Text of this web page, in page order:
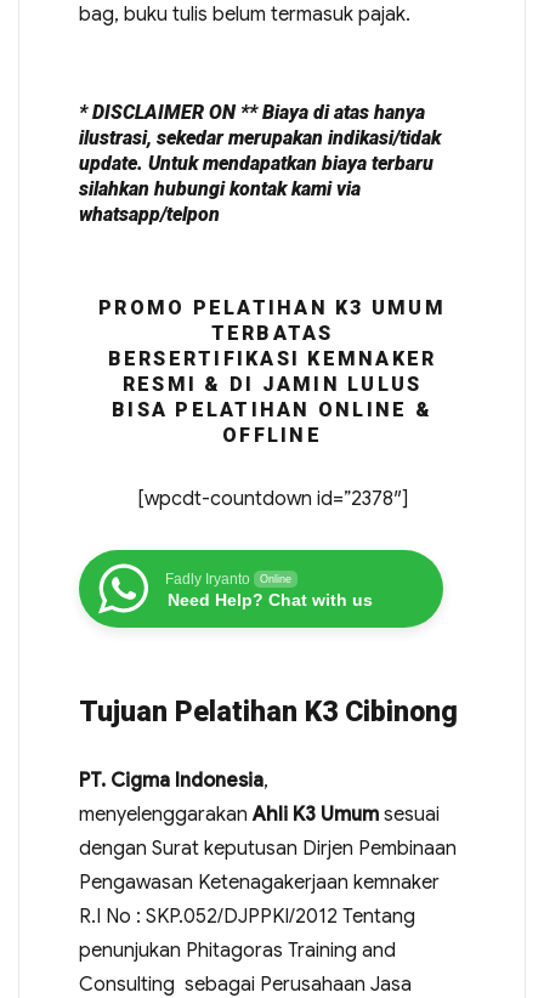
bag, buku tulis belum termasuk pajak.
* DISCLAIMER ON ** Biaya di atas hanya
ilustrasi, sekedar merupakan indikasi/tidak
update. Untuk mendapatkan biaya terbaru
silahkan hubungi kontak kami via
whatsapp/telpon
PROMO PELATIHAN K3 UMUM
TERBATAS
BERSERTIFIKASI KEMNAKER
RESMI & DI JAMIN LULUS
BISA PELATIHAN ONLINE &
OFFLINE
[wpcdt-countdown id=”2378″]
Fadly Iryanto Online
Need Help? Chat with us
Tujuan Pelatihan K3 Cibinong
PT. Cigma Indonesia,
menyelenggarakanAhli K3 Umumsesuai
dengan Surat keputusan Dirjen Pembinaan
Pengawasan Ketenagakerjaan kemnaker
R.I No : SKP.052/DJPPKI/2012 Tentang
penunjukan Phitagoras Training and
Consulting sebagai Perusahaan Jasa